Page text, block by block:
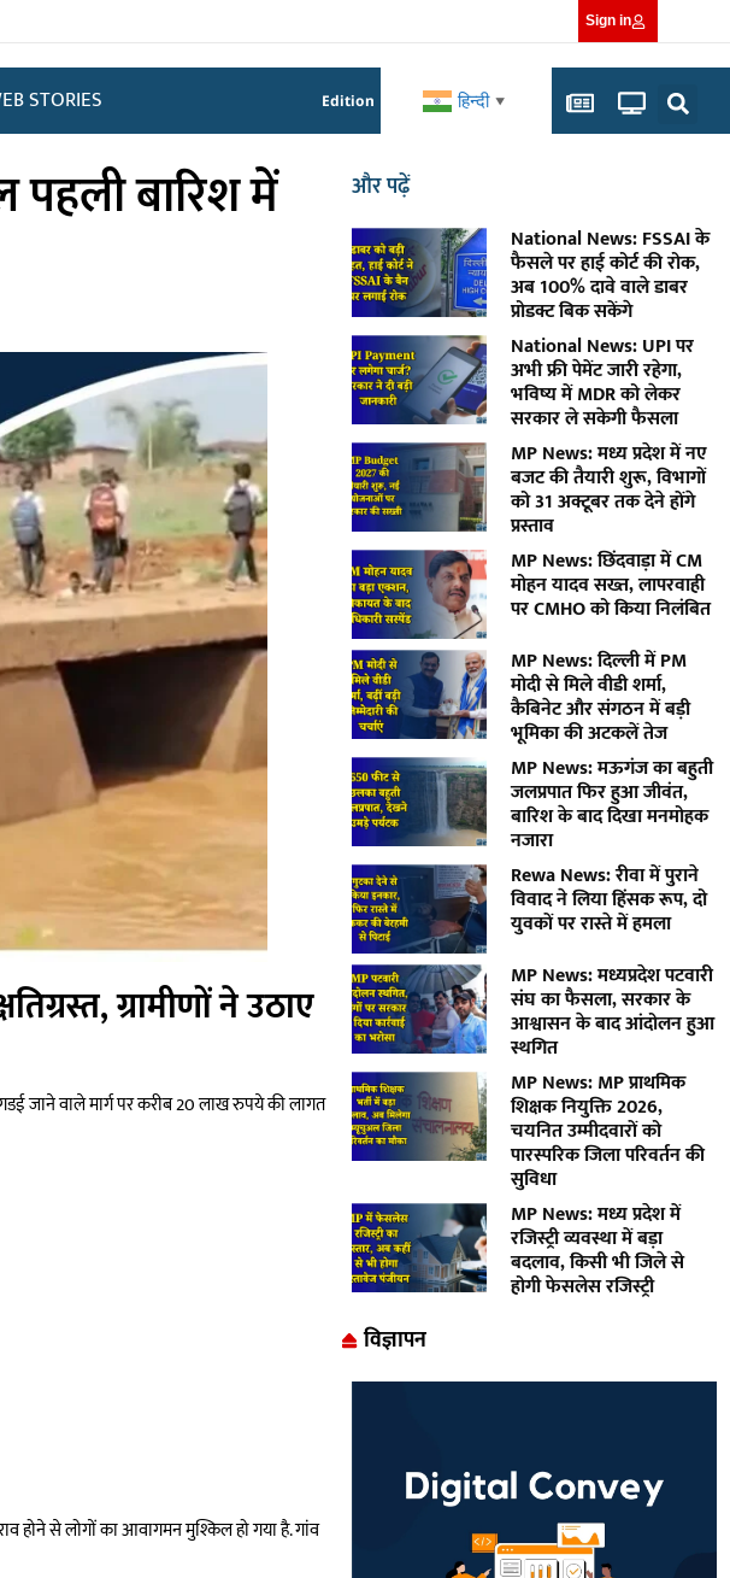
Sign in
STORIES Edition हिन्दी ▼
बारिश में
ग्रामीणों ने उठाए
जाने वाले मार्ग पर करीब 20 लाख रुपये की लागत
होने से लोगों का आवागमन मुश्किल हो गया है. गांव
और पढ़ें
National News: FSSAI के
फैसले पर हाई कोर्ट की रोक,
अब 100% दावे वाले डाबर
प्रोडक्ट बिक सकेंगे
National News: UPI पर
अभी फ्री पेमेंट जारी रहेगा,
भविष्य में MDR को लेकर
सरकार ले सकेगी फैसला
MP News: मध्य प्रदेश में नए
बजट की तैयारी शुरू, विभागों
को 31 अक्टूबर तक देने होंगे
प्रस्ताव
MP News: छिंदवाड़ा में CM
मोहन यादव सख्त, लापरवाही
पर CMHO को किया निलंबित
MP News: दिल्ली में PM
मोदी से मिले वीडी शर्मा,
कैबिनेट और संगठन में बड़ी
भूमिका की अटकलें तेज
MP News: मऊगंज का बहुती
जलप्रपात फिर हुआ जीवंत,
बारिश के बाद दिखा मनमोहक
नजारा
Rewa News: रीवा में पुराने
विवाद ने लिया हिंसक रूप, दो
युवकों पर रास्ते में हमला
MP News: मध्यप्रदेश पटवारी
संघ का फैसला, सरकार के
आश्वासन के बाद आंदोलन हुआ
स्थगित
MP News: MP प्राथमिक
शिक्षक नियुक्ति 2026,
चयनित उम्मीदवारों को
पारस्परिक जिला परिवर्तन की
सुविधा
MP News: मध्य प्रदेश में
रजिस्ट्री व्यवस्था में बड़ा
बदलाव, किसी भी जिले से
होगी फेसलेस रजिस्ट्री
विज्ञापन